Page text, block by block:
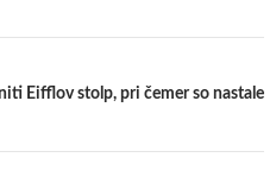
Eifflov stolp, pri čemer so nastale